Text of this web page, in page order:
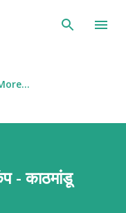
- काठमांडू